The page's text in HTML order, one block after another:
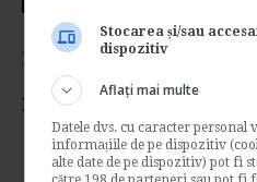
Rating:
Nota:5 1
Stocarea și/sau
dispozitiv
Aflați mai multe
Datele dvs. cu caracter
informațiile de pe dispozitiv
alte date de pe dispozitiv) pot fi